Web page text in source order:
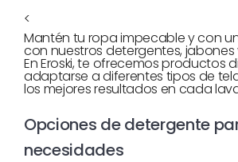
<
Mantén tu ropa impecable y con
con nuestros detergentes, jabones
En Eroski, te ofrecemos productos
adaptarse a diferentes tipos de
los mejores resultados en cada
Opciones de detergente
necesidades